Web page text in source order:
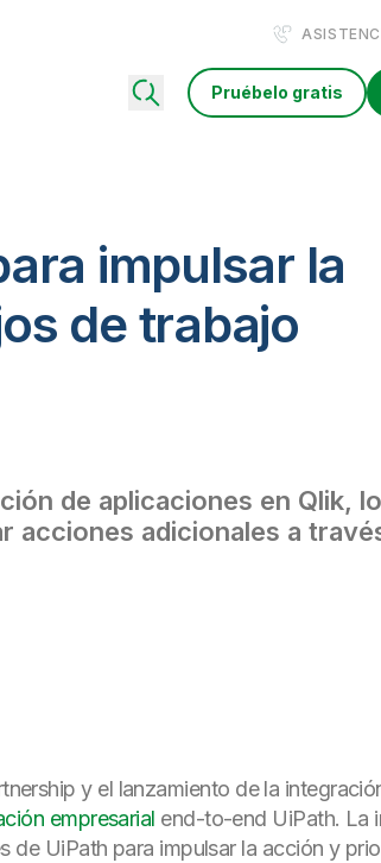
Pruébelo gratis
impulsar la
de trabajo
de aplicaciones en Qlik,
acciones adicionales a
y el lanzamiento de la
empresarial end-to-end UiPath. La
UiPath para impulsar la acción y